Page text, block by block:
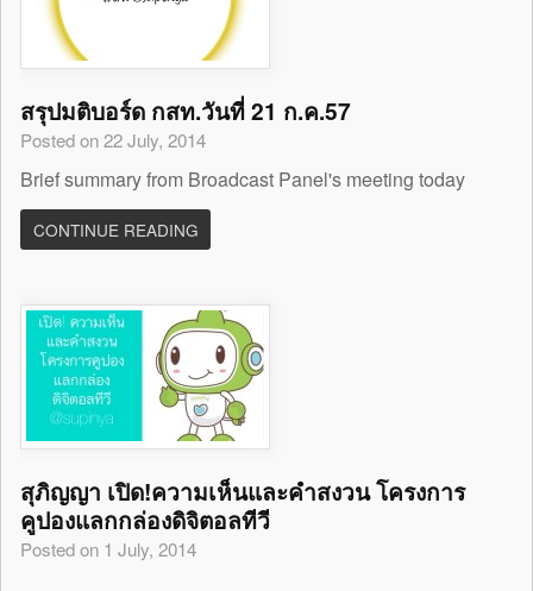
สรุปมติบอร์ด กสท.วันที่ 21 ก.ค.57
Posted on 22 July, 2014
Brief summary from Broadcast Panel's meeting today
CONTINUE READING
สุภิญญา เปิด!ความเห็นและคำสงวน โครงการ
คูปองแลกกล่องดิจิตอลทีวี
Posted on 1 July, 2014